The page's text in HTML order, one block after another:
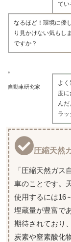
てい
なるほど！環境に優
り見かけない気もし
ですか？
自動車研究家
よ
度
ん
ラッ
圧縮天然
「圧縮天然ガス
車のことです。
使用するには16
埋蔵量が豊富で
期待されており
炭素や窒素酸化